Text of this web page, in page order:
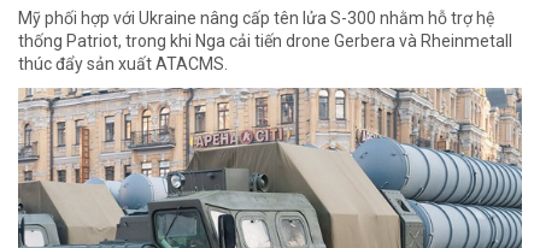
Mỹ phối hợp với Ukraine nâng cấp tên lửa S-300 nhằm hỗ trợ hệ
thống Patriot, trong khi Nga cải tiến drone Gerbera và Rheinmetall
thúc đẩy sản xuất ATACMS.